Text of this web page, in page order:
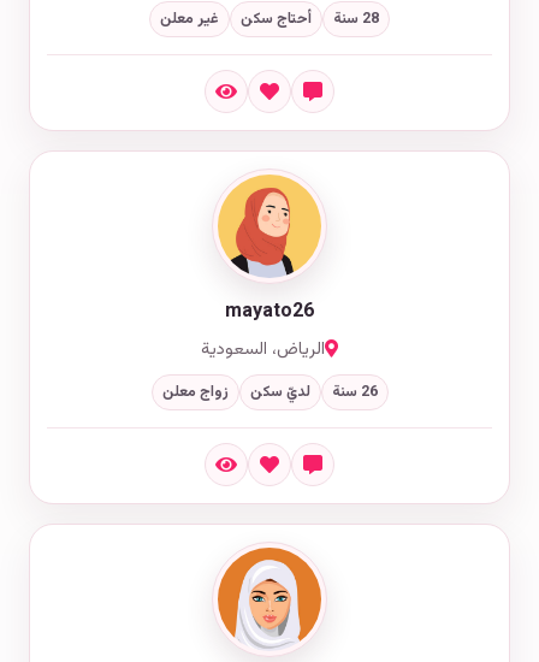
28 سنة أحتاج سكن غير معلن
mayato26
الرياض، السعودية
26 سنة لديّ سكن زواج معلن